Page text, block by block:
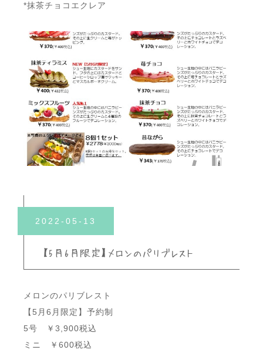
*抹茶チョコエクレア
2022-05-13
【5月6月限定】メロンのパリブレスト
メロンのパリブレスト
【5月6月限定】予約制
5号 ￥3,900税込
ミニ ￥600税込